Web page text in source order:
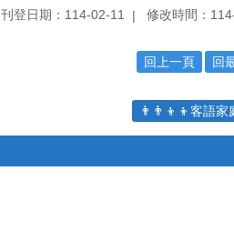
刊登日期：114-02-11 修改時間：
回上一頁 回
👨‍👨‍👦‍👦客語家